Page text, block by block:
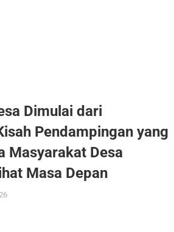
Dimulai dari
Pendampingan yang
Masyarakat Desa
Masa Depan